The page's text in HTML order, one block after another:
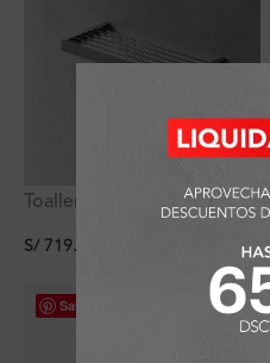
Toallero Hotelero Flatt
S/719.10
Save